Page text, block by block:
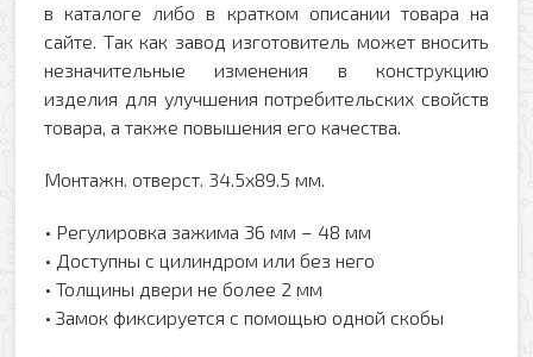
в каталоге либо в кратком описании товара на
сайте. Так как завод изготовитель может вносить
незначительные изменения в конструкцию
изделия для улучшения потребительских свойств
товара, а также повышения его качества.
Монтажн. отверст. 34.5х89.5 мм.
• Регулировка зажима 36 мм – 48 мм
• Доступны с цилиндром или без него
• Толщины двери не более 2 мм
• Замок фиксируется с помощью одной скобы